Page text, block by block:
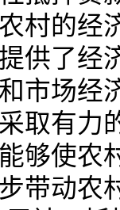
村的经
供了经
市场经
取有力
够使农
带动农